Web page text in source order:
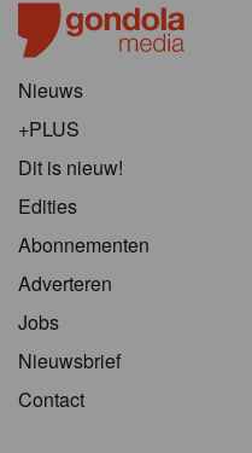
Nieuws
+PLUS
Dit is nieuw!
Edities
Abonnementen
Adverteren
Jobs
Nieuwsbrief
Contact